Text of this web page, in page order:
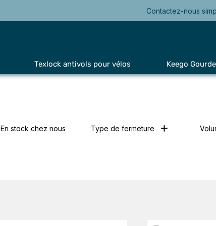
Contactez-nous
Texlock antivols pour vélos Keego
En stock chez nous Type de fermeture